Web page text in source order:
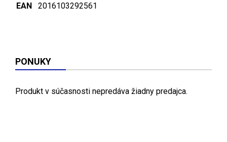
EAN 2016103292561
PONUKY
Produkt v súčasnosti nepredáva žiadny predajca.